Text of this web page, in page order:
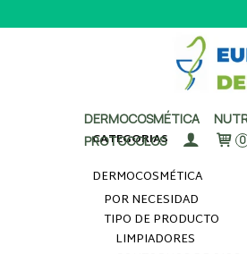
DERMOCOSMÉTICA
PROTOCOLOS
0
CATEGORÍAS
DERMOCOSMÉTICA
POR NECESIDAD
TIPO DE PRODUCTO
LIMPIADORES